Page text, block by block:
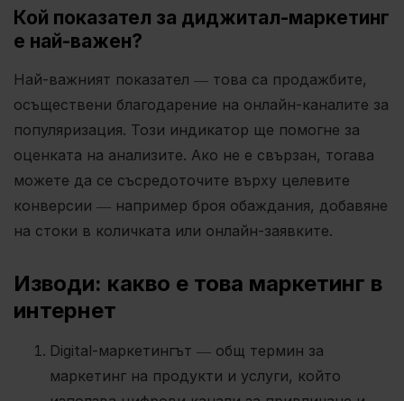
Кой показател за диджитал-маркетинг
е най-важен?
Най-важният показател ― това са продажбите,
осъществени благодарение на онлайн-каналите за
популяризация. Този индикатор ще помогне за
оценката на анализите. Ако не е свързан, тогава
можете да се съсредоточите върху целевите
конверсии ― например броя обаждания, добавяне
на стоки в количката или онлайн-заявките.
Изводи: какво е това маркетинг в
интернет
Digital-маркетингът ― общ термин за
маркетинг на продукти и услуги, който